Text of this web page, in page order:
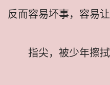
反而容易坏事，容易
指尖，被少年擦拭